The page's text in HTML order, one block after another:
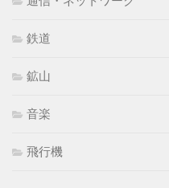
鉄道
鉱山
音楽
飛行機